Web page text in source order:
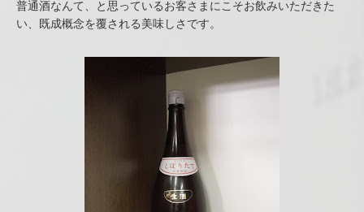
普通酒なんて、と思っているお客さまにこそお飲みいただきた
い、既成概念を覆される美味しさです。